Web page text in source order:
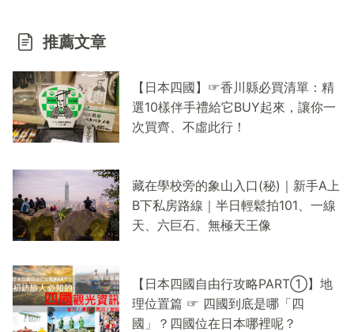
推薦文章
【日本四國】☞香川縣必買清單：精
選10樣伴手禮給它BUY起來，讓你一
次買齊、不虛此行！
藏在學校旁的象山入口(秘)｜新手A上
B下私房路線｜半日輕鬆拍101、一線
天、六巨石、無極天王像
【日本四國自由行攻略PART①】地
理位置篇 ☞ 四國到底是哪「四
國」？四國位在日本哪裡呢？